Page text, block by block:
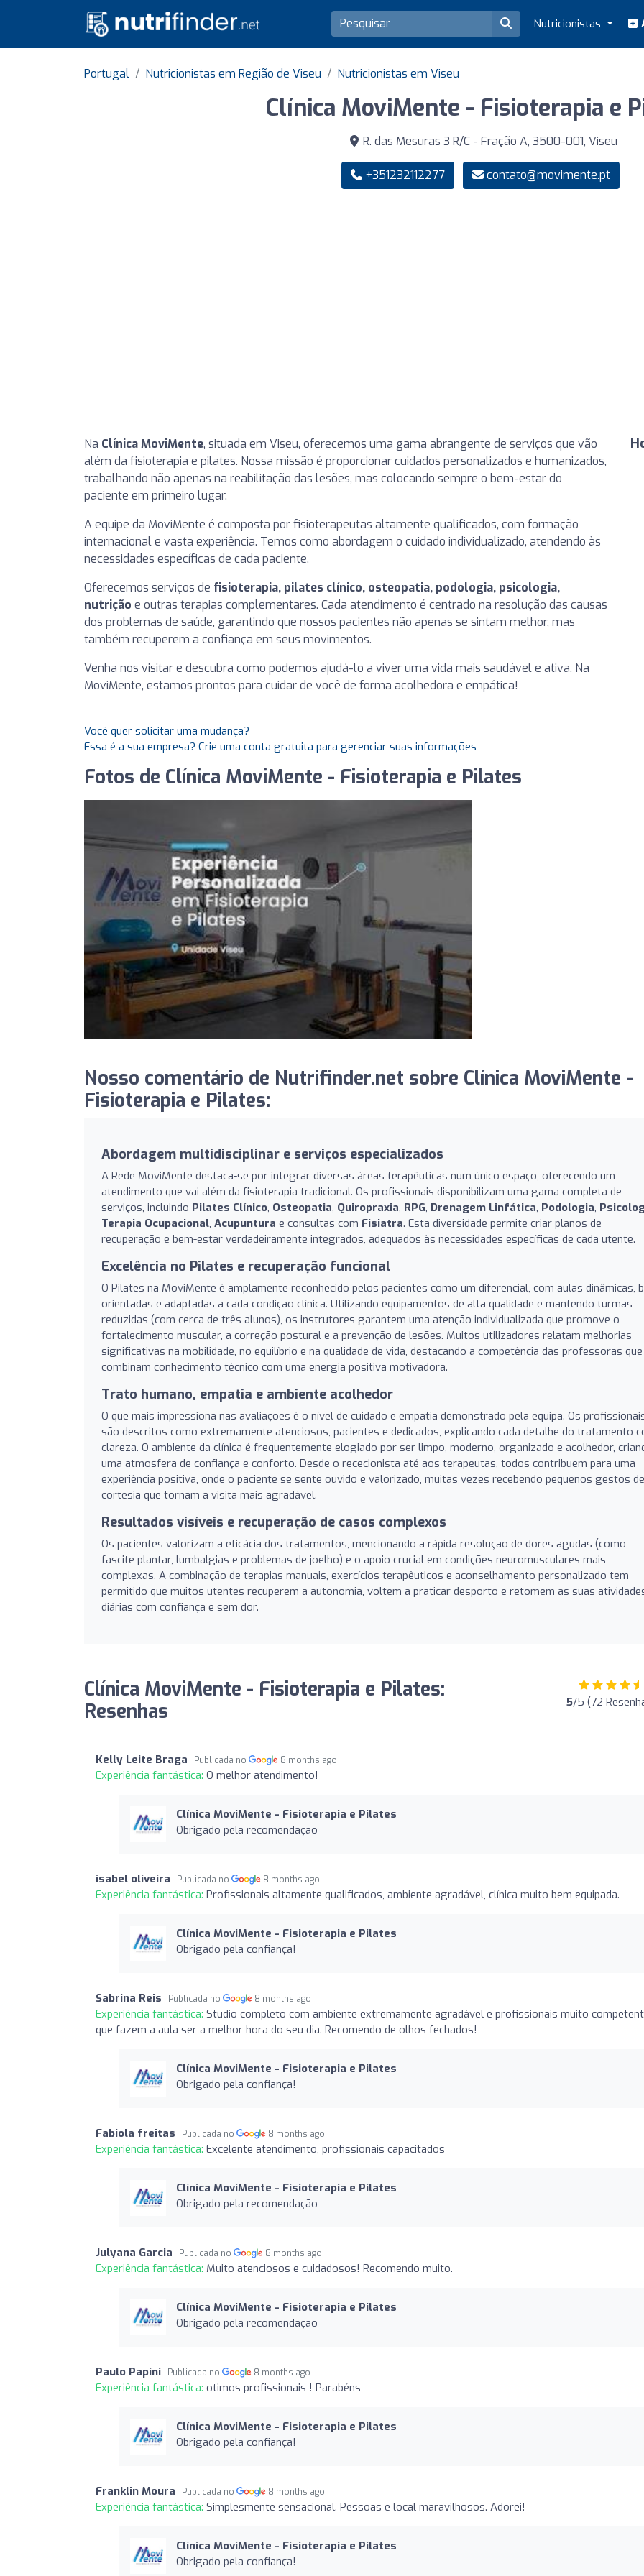
Nutricionistas
Portugal Nutricionistas em Região de Viseu Nutricionistas em Viseu
Clínica MoviMente - Fisioterapia e
R. das Mesuras 3 R/C - Fração A, 3500-001, Viseu
+351232112277 contato@movimente.pt
Na Clínica MoviMente, situada em Viseu, oferecemos uma gama abrangente de serviços que vão
além da fisioterapia e pilates. Nossa missão é proporcionar cuidados personalizados e humanizados,
trabalhando não apenas na reabilitação das lesões, mas colocando sempre o bem-estar do
paciente em primeiro lugar.
A equipe da MoviMente é composta por fisioterapeutas altamente qualificados, com formação
internacional e vasta experiência. Temos como abordagem o cuidado individualizado, atendendo às
necessidades específicas de cada paciente.
Oferecemos serviços de fisioterapia, pilates clínico, osteopatia, podologia, psicologia,
nutrição e outras terapias complementares. Cada atendimento é centrado na resolução das causas
dos problemas de saúde, garantindo que nossos pacientes não apenas se sintam melhor, mas
também recuperem a confiança em seus movimentos.
Venha nos visitar e descubra como podemos ajudá-lo a viver uma vida mais saudável e ativa. Na
MoviMente, estamos prontos para cuidar de você de forma acolhedora e empática!
Você quer solicitar uma mudança?
Essa é a sua empresa? Crie uma conta gratuita para gerenciar suas informações
Fotos de Clínica MoviMente - Fisioterapia e Pilates
Nosso comentário de Nutrifinder.net sobre Clínica MoviMente -
Fisioterapia e Pilates:
Abordagem multidisciplinar e serviços especializados
A Rede MoviMente destaca-se por integrar diversas áreas terapêuticas num único espaço, oferecendo um
atendimento que vai além da fisioterapia tradicional. Os profissionais disponibilizam uma gama completa de
serviços, incluindo Pilates Clínico, Osteopatia, Quiropraxia, RPG, Drenagem Linfática, Podologia,
Terapia Ocupacional, Acupuntura e consultas com Fisiatra. Esta diversidade permite criar planos de
recuperação e bem-estar verdadeiramente integrados, adequados às necessidades específicas de cada utente.
Excelência no Pilates e recuperação funcional
O Pilates na MoviMente é amplamente reconhecido pelos pacientes como um diferencial, com aulas dinâmicas,
orientadas e adaptadas a cada condição clínica. Utilizando equipamentos de alta qualidade e mantendo turmas
reduzidas (com cerca de três alunos), os instrutores garantem uma atenção individualizada que promove o
fortalecimento muscular, a correção postural e a prevenção de lesões. Muitos utilizadores relatam melhorias
significativas na mobilidade, no equilíbrio e na qualidade de vida, destacando a competência das professoras que
combinam conhecimento técnico com uma energia positiva motivadora.
Trato humano, empatia e ambiente acolhedor
O que mais impressiona nas avaliações é o nível de cuidado e empatia demonstrado pela equipa. Os
são descritos como extremamente atenciosos, pacientes e dedicados, explicando cada detalhe do tratamento
clareza. O ambiente da clínica é frequentemente elogiado por ser limpo, moderno, organizado e acolhedor,
uma atmosfera de confiança e conforto. Desde o rececionista até aos terapeutas, todos contribuem para uma
experiência positiva, onde o paciente se sente ouvido e valorizado, muitas vezes recebendo pequenos gestos de
cortesia que tornam a visita mais agradável.
Resultados visíveis e recuperação de casos complexos
Os pacientes valorizam a eficácia dos tratamentos, mencionando a rápida resolução de dores agudas (como
fascite plantar, lumbalgias e problemas de joelho) e o apoio crucial em condições neuromusculares mais
complexas. A combinação de terapias manuais, exercícios terapêuticos e aconselhamento personalizado tem
permitido que muitos utentes recuperem a autonomia, voltem a praticar desporto e retomem as suas
diárias com confiança e sem dor.
Clínica MoviMente - Fisioterapia e Pilates:
Resenhas
5/5 (72
Kelly Leite Braga Publicada no 8 months ago
Experiência fantástica: O melhor atendimento!
Clínica MoviMente - Fisioterapia e Pilates
Obrigado pela recomendação
isabel oliveira Publicada no 8 months ago
Experiência fantástica: Profissionais altamente qualificados, ambiente agradável, clínica muito bem equipada.
Clínica MoviMente - Fisioterapia e Pilates
Obrigado pela confiança!
Sabrina Reis Publicada no 8 months ago
Experiência fantástica: Studio completo com ambiente extremamente agradável e profissionais muito
que fazem a aula ser a melhor hora do seu dia. Recomendo de olhos fechados!
Clínica MoviMente - Fisioterapia e Pilates
Obrigado pela confiança!
Fabiola freitas Publicada no 8 months ago
Experiência fantástica: Excelente atendimento, profissionais capacitados
Clínica MoviMente - Fisioterapia e Pilates
Obrigado pela recomendação
Julyana Garcia Publicada no 8 months ago
Experiência fantástica: Muito atenciosos e cuidadosos! Recomendo muito.
Clínica MoviMente - Fisioterapia e Pilates
Obrigado pela recomendação
Paulo Papini Publicada no 8 months ago
Experiência fantástica: otimos profissionais ! Parabéns
Clínica MoviMente - Fisioterapia e Pilates
Obrigado pela confiança!
Franklin Moura Publicada no 8 months ago
Experiência fantástica: Simplesmente sensacional. Pessoas e local maravilhosos. Adorei!
Clínica MoviMente - Fisioterapia e Pilates
Obrigado pela confiança!